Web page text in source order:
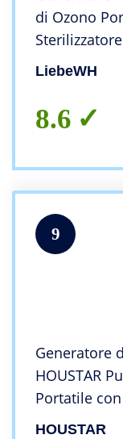
di Ozono
Consumo
LiebeWH
8.6
9
Generatore
HOUSTAR
Portatile
Odori e
HOUSTAR